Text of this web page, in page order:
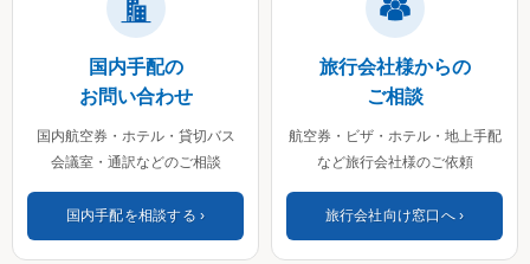
国内手配の
お問い合わせ
国内航空券・ホテル・貸切バス
会議室・通訳などのご相談
国内手配を相談する
旅行会社様からの
ご相談
航空券・ビザ・ホテル・地上手配
など旅行会社様のご依頼
旅行会社向け窓口へ